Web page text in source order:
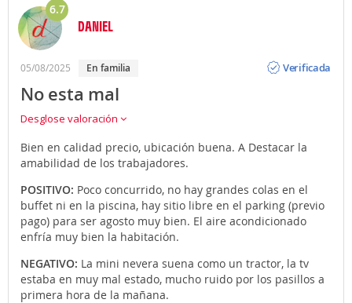
6.7
DANIEL
05/08/2025 En familia
Verificada
No esta mal
Desglose valoración
Bien en calidad precio, ubicación buena. A Destacar la
amabilidad de los trabajadores.
POSITIVO: Poco concurrido, no hay grandes colas en el
buffet ni en la piscina, hay sitio libre en el parking (previo
pago) para ser agosto muy bien. El aire acondicionado
enfría muy bien la habitación.
NEGATIVO: La mini nevera suena como un tractor, la tv
estaba en muy mal estado, mucho ruido por los pasillos a
primera hora de la mañana.